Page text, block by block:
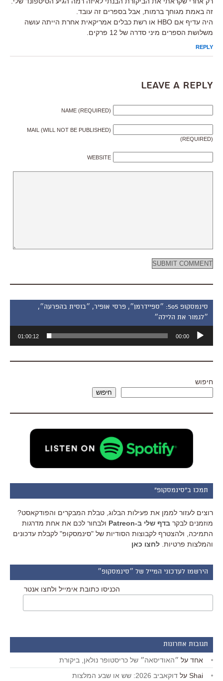
זה באמת מגוחך ברמות, אבל בספרים זה עובד.
היה עדיף אם HBO או רשת כבלים אמריקאית אחרת הייתה עושה
משלושת הספרים מיני סדרה של 12 פרקים.
REPLY
Leave a Reply
NAME (REQUIRED)
MAIL (WILL NOT BE PUBLISHED)
(REQUIRED)
WEBSITE
סינמסקופ 505: ״ספיידרמן״, פרסי אופיר, ״בוסית בהפרעה״,
״לגמור את הלילה״
אודיו
00:00
01:00:12
חיפוש
חיפוש
תמכו ב"סינמסקופ"
רוצים לעזור לממן את פעילות הבלוג, טבלת המבקרים והפודקאסט?
מוזמנים לבקר בדף שלי ב-Patreon
ולבחור לכם את אחת מדרגות
התמיכה, ולהצטרף לקבוצות הסודיות של "סינמסקופ" לקבלת עדכונים
והמלצות פרטיות. לחצו כאן
הירשמו לעדכוני המייל של ״סינמסקופ״
הכניסו כתובת אימייל ולחצו אנטר
תגובות אחרונות
אחד על ״האודיסאה״ של כריסטופר נולאן, ביקורת
Shai על דוקאביב 2026: שש או שבע המלצות